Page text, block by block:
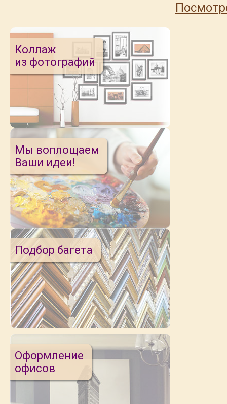
Коллаж
из фотографий
Мы воплощаем
Ваши идеи!
Подбор багета
Оформление
офисов